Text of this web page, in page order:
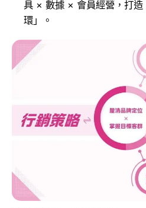
具 × 數據 × 會員經營，打造
環」。